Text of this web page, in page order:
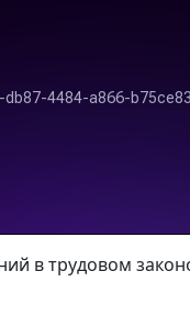
в трудовом